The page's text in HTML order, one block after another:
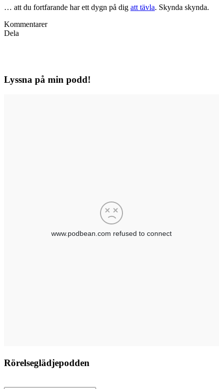
… att du fortfarande har ett dygn på dig att tävla. Skynda skynda.
Kommentarer
Dela
Lyssna på min podd!
Rörelseglädjepodden